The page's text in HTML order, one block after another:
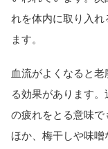
れを体内に取り入
ます。
血流がよくなると
る効果があります
の疲れをとる意味
ほか、梅干しや味